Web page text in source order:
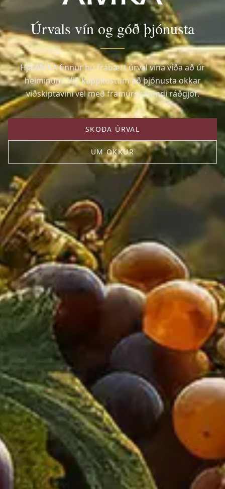
Úrvals vín og góð þjónusta
Hjá AMKA finnur þú frábært úrval vína víða að úr
heiminum. Við kappkostum að þjónusta okkar
viðskiptavini vel með framúrskarandi ráðgjöf.
SKOÐA ÚRVAL
UM OKKUR